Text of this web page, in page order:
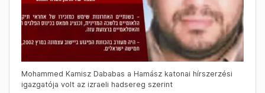
Mohammed Kamisz Dababas a Hamász katonai hírszerzési
igazgatója volt az izraeli hadsereg szerint